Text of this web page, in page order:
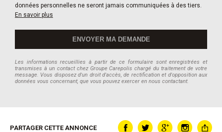
données personnelles ne seront jamais communiquées à des tiers.
En savoir plus
Les informations recueillies à partir de ce formulaire sont enregistrées et
transmises à un contact chez Groupe Carepolis chargé du traitement de votre
message. Vous disposez d'un droit d'accès, de rectification et d'opposition aux
données vous concernant, que vous pouvez exercer en nous contactant.
PARTAGER CETTE ANNONCE